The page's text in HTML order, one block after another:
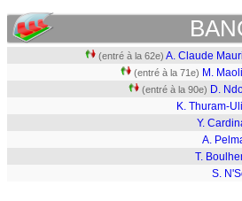
(entré à la 62e) A. Claude
(entré à la 71e) M.
(entré à la 90e) D.
K. Thuram-
Y.
A.
T.
S.